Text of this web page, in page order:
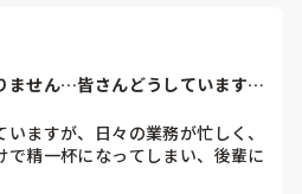
います😊
と合っていない可
ょうか。
すか？」「これに
せんか？」など、
を短時間で取り
ません…皆さんどうしています
ますが、日々の業務が忙しく、
で精一杯になってしまい、後輩に
余裕がありません。